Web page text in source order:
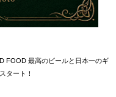
FOOD 最高のビールと日本一のギ
タート！